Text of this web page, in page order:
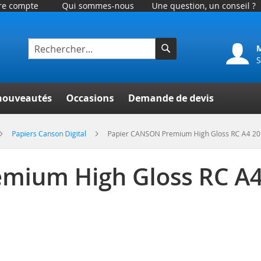
compte Qui sommes-nous Une question, un conseil ?
Occasions Demande de devis
Papiers Canson Digital Papier CANSON Premium High Gloss RC A4
High Gloss RC